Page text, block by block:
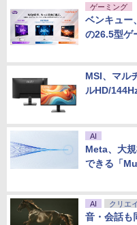
ゲーミング
ベンキュー
の26.5型ゲ
MSI、マル
ルHD/
AI
Meta、大
できる「
AI クリエ
音・会話も